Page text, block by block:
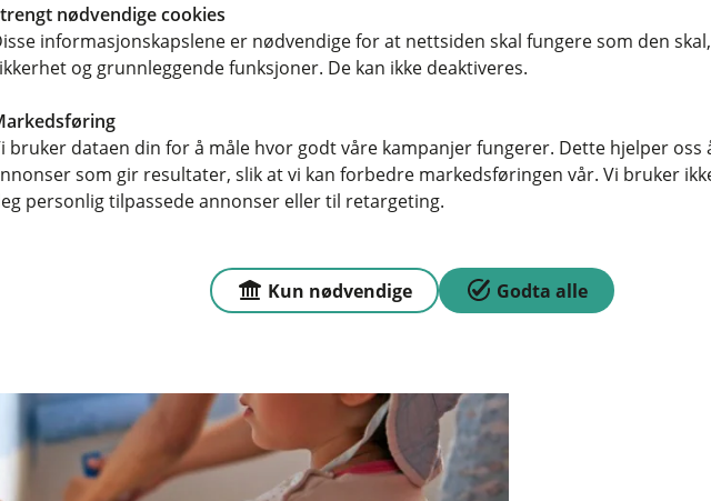
våre og kjøpe en av dem her.
nødvendige cookies
informasjonskapslene er nødvendige for at nettsiden skal fungere som den
og grunnleggende funksjoner. De kan ikke deaktiveres.
bruker dataen din for å måle hvor godt våre kampanjer fungerer. Dette hjelper oss
som gir resultater, slik at vi kan forbedre markedsføringen vår. Vi bruker
personlig tilpassede annonser eller til retargeting.
Kun nødvendige Godta alle